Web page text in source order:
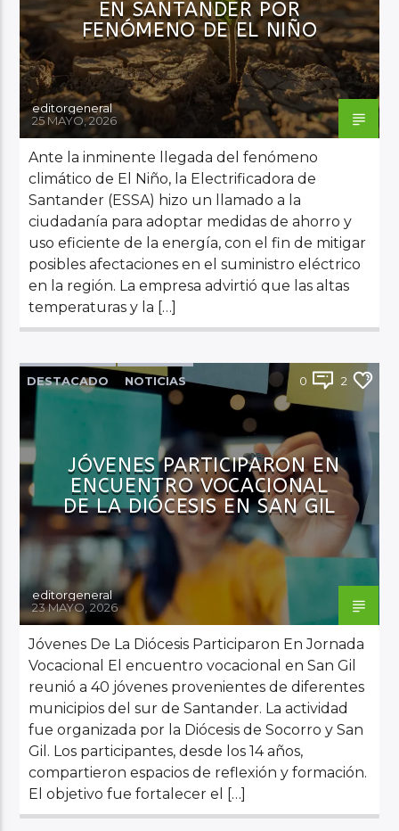
EN SANTANDER POR
FENÓMENO DE EL NIÑO
editorgeneral
25 MAYO, 2026
Ante la inminente llegada del fenómeno
climático de El Niño, la Electrificadora de
Santander (ESSA) hizo un llamado a la
ciudadanía para adoptar medidas de ahorro y
uso eficiente de la energía, con el fin de mitigar
posibles afectaciones en el suministro eléctrico
en la región. La empresa advirtió que las altas
temperaturas y la […]
DESTACADO NOTICIAS 0 2
JÓVENES PARTICIPARON EN
ENCUENTRO VOCACIONAL
DE LA DIÓCESIS EN SAN GIL
editorgeneral
23 MAYO, 2026
Jóvenes De La Diócesis Participaron En Jornada
Vocacional El encuentro vocacional en San Gil
reunió a 40 jóvenes provenientes de diferentes
municipios del sur de Santander. La actividad
fue organizada por la Diócesis de Socorro y San
Gil. Los participantes, desde los 14 años,
compartieron espacios de reflexión y formación.
El objetivo fue fortalecer el […]